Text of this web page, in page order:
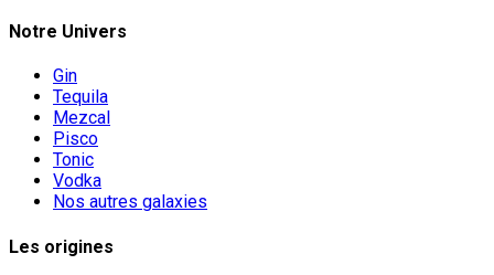
Notre Univers
Gin
Tequila
Mezcal
Pisco
Tonic
Vodka
Nos autres galaxies
Les origines